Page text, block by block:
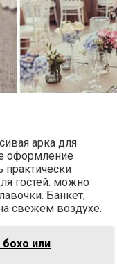
арка для
оформление
практически
гостей: можно
Банкет,
свежем воздухе.
или